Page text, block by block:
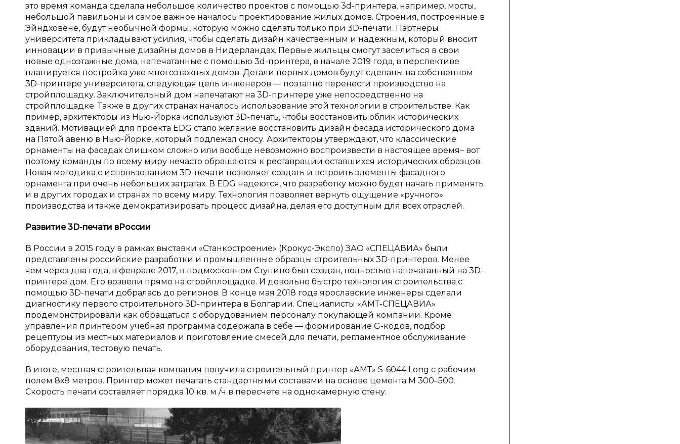
это время команда сделала небольшое количество проектов с помощью 3d-принтера, например, мосты,
небольшой павильоны и самое важное началось проектирование жилых домов. Строения, построенные в
Эйндховене, будут необычной формы, которую можно сделать только при 3D-печати. Партнеры
университета прикладывают усилия, чтобы сделать дизайн качественным и надежным, который вносит
инновации в привычные дизайны домов в Нидерландах. Первые жильцы смогут заселиться в свои
новые одноэтажные дома, напечатанные с помощью 3d-принтера, в начале 2019 года, в перспективе
планируется постройка уже многоэтажных домов. Детали первых домов будут сделаны на собственном
3D-принтере университета, следующая цель инженеров — поэтапно перенести производство на
стройплощадку. Заключительный дом напечатают на 3D-принтере уже непосредственно на
стройплощадке. Также в других странах началось использование этой технологии в строительстве. Как
пример, архитекторы из Нью-Йорка используют 3D-печать, чтобы восстановить облик исторических
зданий. Мотивацией для проекта EDG стало желание восстановить дизайн фасада исторического дома
на Пятой авеню в Нью-Йорке, который подлежал сносу. Архитекторы утверждают, что классические
орнаменты на фасадах слишком сложно или вообще невозможно воспроизвести в настоящее время– вот
поэтому команды по всему миру нечасто обращаются к реставрации оставшихся исторических образцов.
Новая методика с использованием 3D-печати позволяет создать и встроить элементы фасадного
орнамента при очень небольших затратах. В EDG надеются, что разработку можно будет начать применять
и в других городах и странах по всему миру. Технология позволяет вернуть ощущение «ручного»
производства и также демократизировать процесс дизайна, делая его доступным для всех отраслей.
Развитие 3D-печати вРоссии
В России в 2015 году в рамках выставки «Станкостроение» (Крокус-Экспо) ЗАО «СПЕЦАВИА» были
представлены российские разработки и промышленные образцы строительных 3D-принтеров. Менее
чем через два года, в феврале 2017, в подмосковном Ступино был создан, полностью напечатанный на 3D-
принтере дом. Его возвели прямо на стройплощадке. И довольно быстро технология строительства с
помощью 3D-печати добралась до регионов. В конце мая 2018 года ярославские инженеры сделали
диагностику первого строительного 3D-принтера в Болгарии. Специалисты «АМТ-СПЕЦАВИА»
продемонстрировали как обращаться с оборудованием персоналу покупающей компании. Кроме
управления принтером учебная программа содержала в себе — формирование G-кодов, подбор
рецептуры из местных материалов и приготовление смесей для печати, регламентное обслуживание
оборудования, тестовую печать.
В итоге, местная строительная компания получила строительный принтер «АМТ» S-6044 Long с рабочим
полем 8х8 метров. Принтер может печатать стандартными составами на основе цемента М 300–500.
Скорость печати составляет порядка 10 кв. м /ч в пересчете на однокамерную стену.